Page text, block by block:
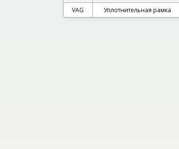
VAG Уплотнительная рамка